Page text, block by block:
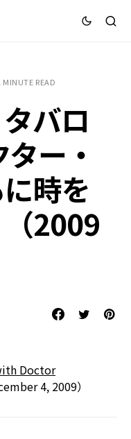
MINUTE READ
バロ
ー・
時を
2009
Doctor
4, 2009）